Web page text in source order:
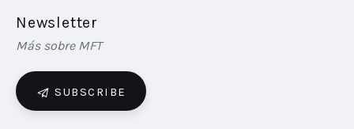
Newsletter
Más sobre MFT
SUBSCRIBE